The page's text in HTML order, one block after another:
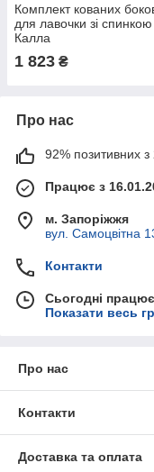
Комплект кованих
для лавочки зі спинкою
Калла
1 823 ₴
Про нас
92% позитивних з
Працює з
м. Запоріжжя
вул. Самоцвітна
Контакти
Сьогодні
Показати весь
Про нас
Контакти
Доставка та оплата